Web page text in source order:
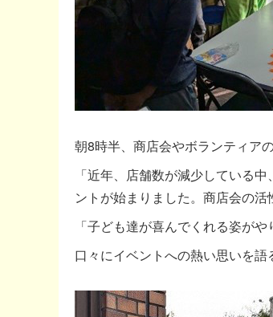
朝8時半、商店会やボランティア
「近年、店舗数が減少している
ントが始まりました。商店会の活
「子ども達が喜んでくれる姿が
口々にイベントへの熱い思いを語